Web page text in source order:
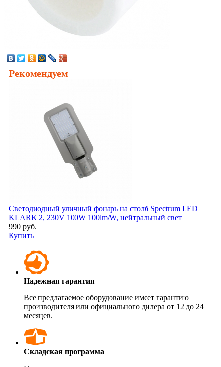
Рекомендуем
Светодиодный уличный фонарь на столб Spectrum LED
KLARK 2, 230V 100W 100lm/W, нейтральный свет
990 руб.
Купить
Надежная гарантия
Все предлагаемое оборудование имеет гарантию
производителя или официального дилера от 12 до 24
месяцев.
Складская программа